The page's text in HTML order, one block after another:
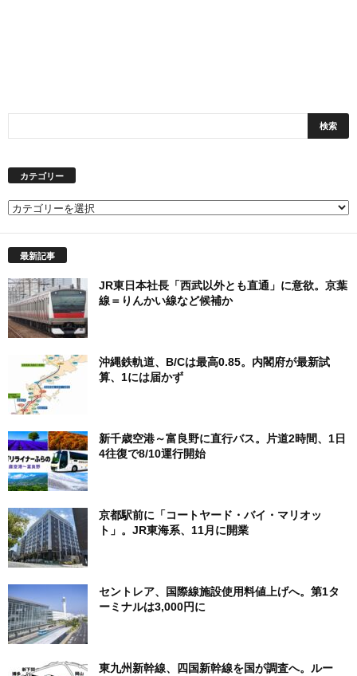
カテゴリー
カ
最新記事
JR東日本社長「西武以外とも直通」に意欲。京葉
線＝りんかい線など候補か
沖縄鉄軌道、B/Cは最高0.85。内閣府が最新試
算、1には届かず
新千歳空港～富良野に直行バス。片道2時間、1日
4往復で8/10運行開始
京都駅前に「コートヤード・バイ・マリオッ
ト」。JR東海系、11月に開業
セントレア、国際線施設使用料値上げへ。第1タ
ーミナルは3,000円に
東九州新幹線、四国新幹線を国が調査へ。ルー